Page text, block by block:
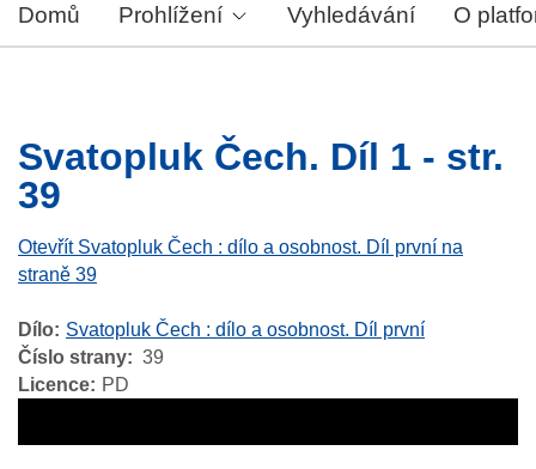
Domů Prohlížení Vyhledávání O
Svatopluk Čech. Díl 1 - str.
39
Otevřít Svatopluk Čech : dílo a osobnost. Díl první na
straně 39
Dílo
Svatopluk Čech : dílo a osobnost. Díl první
Číslo strany
39
Licence
PD